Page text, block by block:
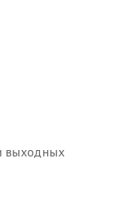
выходных